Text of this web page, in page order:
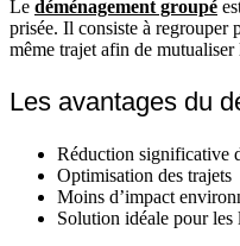
Le déménagement groupé
prisée. Il consiste à regrouper
même trajet afin de mutualiser
Les avantages du
Réduction significative
Optimisation des trajets
Moins d’impact
Solution idéale pour les